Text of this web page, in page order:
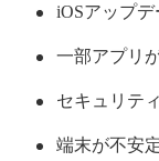
iOSアップ
一部アプリ
セキュリテ
端末が不安